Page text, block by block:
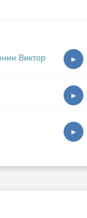
Виктор ▶
▶
▶